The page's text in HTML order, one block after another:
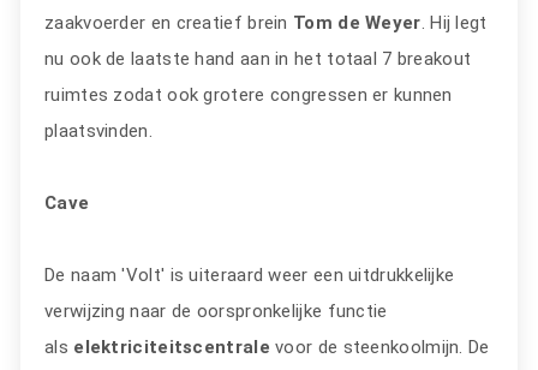
zaakvoerder en creatief brein Tom de Weyer. Hij legt
nu ook de laatste hand aan in het totaal 7 breakout
ruimtes zodat ook grotere congressen er kunnen
plaatsvinden.
Cave
De naam 'Volt' is uiteraard weer een uitdrukkelijke
verwijzing naar de oorspronkelijke functie
als elektriciteitscentralevoor de steenkoolmijn. De